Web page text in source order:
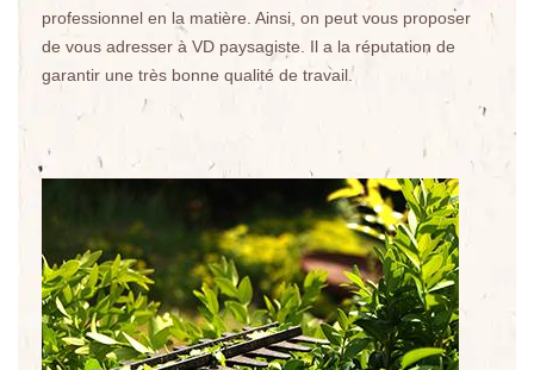
professionnel en la matière. Ainsi, on peut vous proposer
de vous adresser à VD paysagiste. Il a la réputation de
garantir une très bonne qualité de travail.